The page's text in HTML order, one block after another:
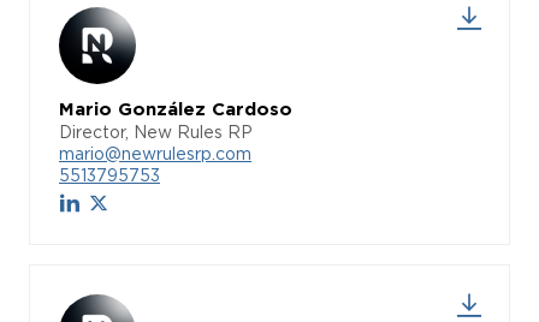
Mario González Cardoso
Director, New Rules RP
mario@newrulesrp.com
5513795753